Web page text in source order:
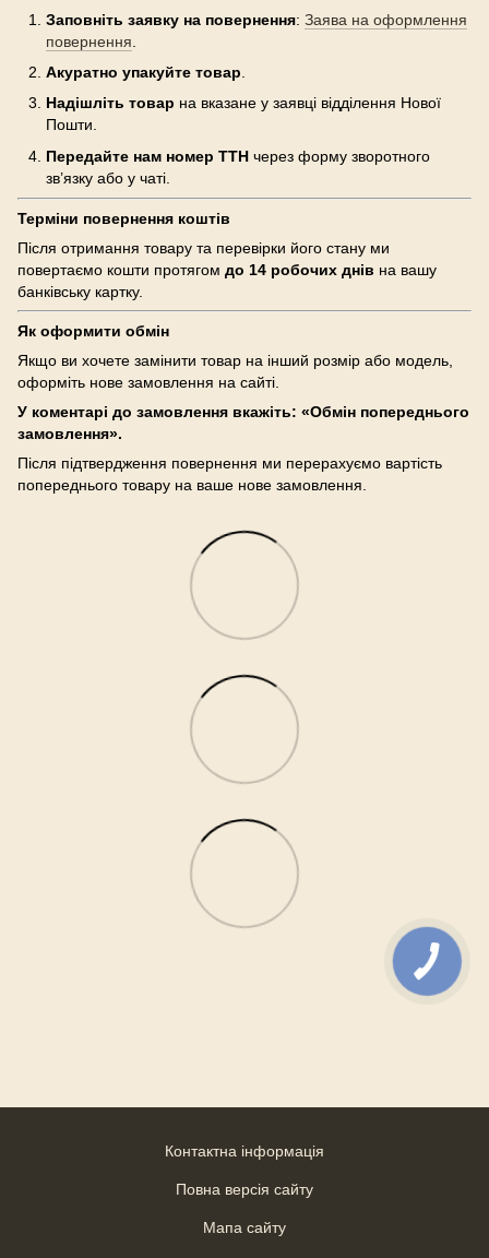
Заповніть заявку на повернення: Заява на оформлення
повернення
Акуратно упакуйте товар
Надішліть товар на вказане у заявці відділення Нової
Пошти.
Передайте нам номер ТТН через форму зворотного
зв’язку або у чаті.
Терміни повернення коштів
Після отримання товару та перевірки його стану ми
повертаємо кошти протягом до 14 робочих днів на вашу
банківську картку.
Як оформити обмін
Якщо ви хочете замінити товар на інший розмір або модель,
оформіть нове замовлення на сайті.
У коментарі до замовлення вкажіть: «Обмін попереднього
замовлення».
Після підтвердження повернення ми перерахуємо вартість
попереднього товару на ваше нове замовлення.
Контактна інформація
Повна версія сайту
Мапа сайту